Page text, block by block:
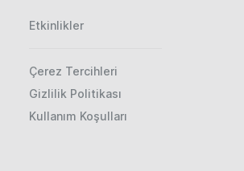
Etkinlikler
Çerez Tercihleri
Gizlilik Politikası
Kullanım Koşulları